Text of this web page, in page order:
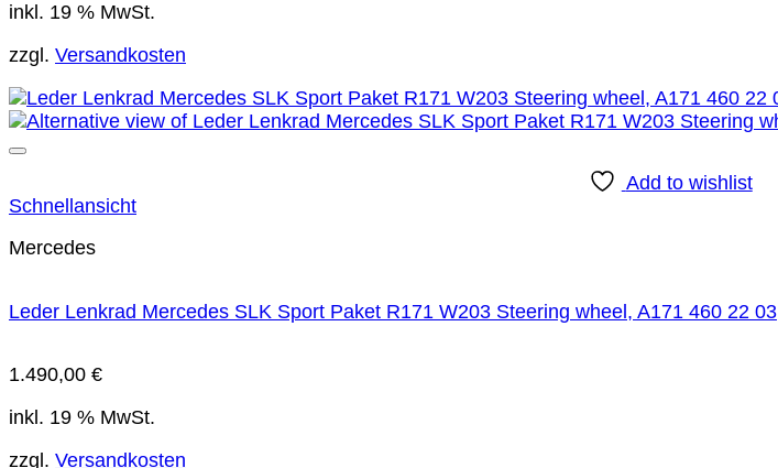
inkl. 19 % MwSt.
zzgl. Versandkosten
Add to wishlist
Schnellansicht
Mercedes
Leder Lenkrad Mercedes SLK Sport Paket R171 W203 Steering wheel, A171 460 22 03
1.490,00 €
inkl. 19 % MwSt.
zzgl. Versandkosten